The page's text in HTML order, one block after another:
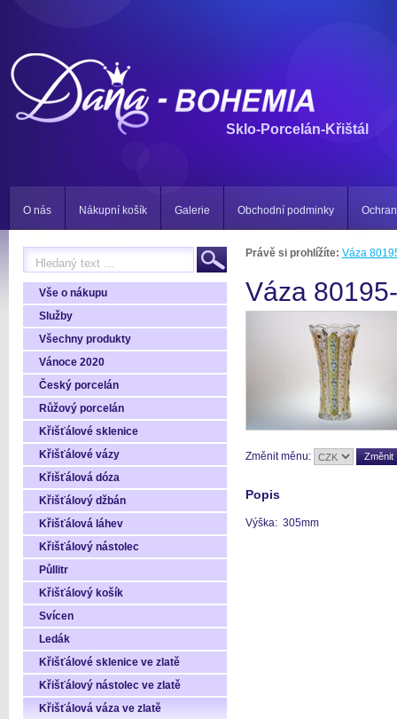
Sklo-Porcelán-Křištál
O nás Nákupní košík Galerie Obchodní podminky
Vše o nákupu
Služby
Všechny produkty
Vánoce 2020
Český porcelán
Růžový porcelán
Křišťálové sklenice
Křišťálové vázy
Křišťálová dóza
Křišťálový džbán
Křišťálová láhev
Křišťálový nástolec
Půllitr
Křišťálový košík
Svícen
Ledák
Křišťálové sklenice ve zlatě
Křišťálový nástolec ve zlatě
Křišťálová váza ve zlatě
Právě si prohlížíte: Váza
Váza
Změnit měnu:
Popis
Výška: 305mm